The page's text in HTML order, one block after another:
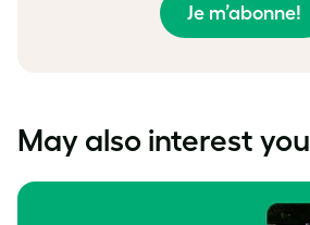
Je m’abonne!
May also interest you